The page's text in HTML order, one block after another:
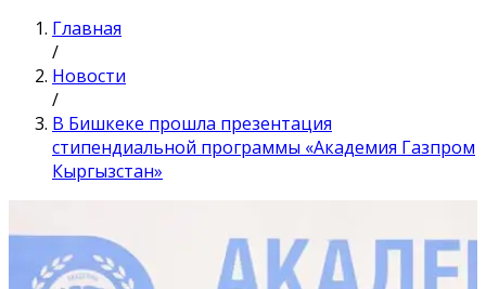
Главная
/
Новости
/
В Бишкеке прошла презентация
стипендиальной программы «Академия Газпром
Кыргызстан»